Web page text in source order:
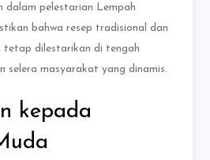
dalam pelestarian Lempah
bahwa resep tradisional dan
tetap dilestarikan di tengah
selera masyarakat yang dinamis.
kepada